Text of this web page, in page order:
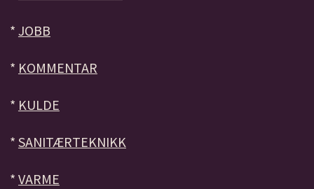
* JOBB
* KOMMENTAR
* KULDE
* SANITÆRTEKNIKK
* VARME